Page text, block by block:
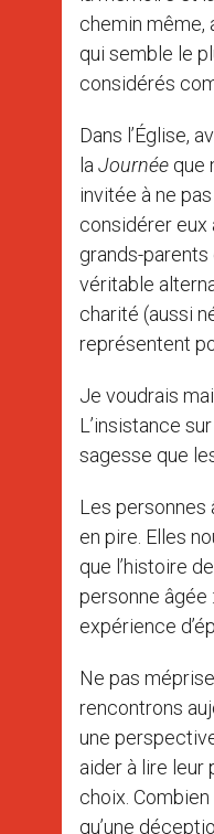
chemin même,
qui semble le
considérés
Dans l’Église,
la Journée que
invitée à ne
considérer
grands-
véritable
charité (aussi
représentent
Je voudrais
L’insistance
sagesse que
Les personnes
en pire. Elles
que l’histoire
personne âgée
expérience
Ne pas
rencontrons
une
aider à lire leur
choix.
qu’une